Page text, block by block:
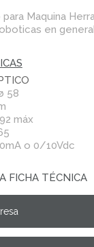
Maquina
en
58
máx
o 0/10Vdc
FICHA TÉCNICA